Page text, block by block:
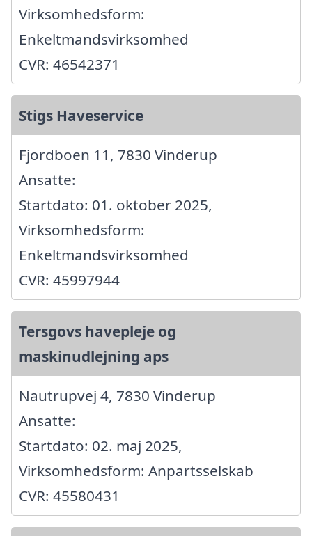
Virksomhedsform:
Enkeltmandsvirksomhed
CVR: 46542371
Stigs Haveservice
Fjordboen 11, 7830 Vinderup
Ansatte:
Startdato: 01. oktober 2025,
Virksomhedsform:
Enkeltmandsvirksomhed
CVR: 45997944
Tersgovs havepleje og
maskinudlejning aps
Nautrupvej 4, 7830 Vinderup
Ansatte:
Startdato: 02. maj 2025,
Virksomhedsform: Anpartsselskab
CVR: 45580431